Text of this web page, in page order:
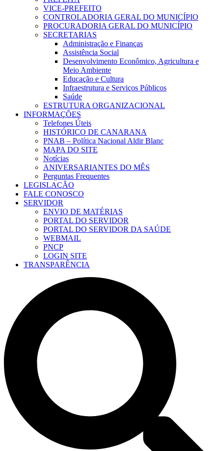
VICE-PREFEITO
CONTROLADORIA GERAL DO MUNICÍPIO
PROCURADORIA GERAL DO MUNICÍPIO
SECRETARIAS
Administração e Finanças
Assistência Social
Desenvolvimento Econômico, Agricultura e
Meio Ambiente
Educação e Cultura
Infraestrutura e Serviços Públicos
Saúde
ESTRUTURA ORGANIZACIONAL
INFORMAÇÕES
Telefones Úteis
HISTÓRICO DE CANARANA
PNAB – Política Nacional Aldir Blanc
MAPA DO SITE
Notícias
ANIVERSARIANTES DO MÊS
Perguntas Frequentes
LEGISLAÇÃO
FALE CONOSCO
SERVIDOR
ENVIO DE MATÉRIAS
PORTAL DO SERVIDOR
PORTAL DO SERVIDOR DA SAÚDE
WEBMAIL
PNCP
LOGIN SITE
TRANSPARÊNCIA